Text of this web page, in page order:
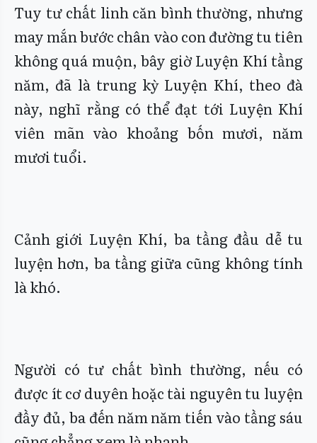
Tuy tư chất linh căn bình thường, nhưng
may mắn bước chân vào con đường tu tiên
không quá muộn, bây giờ Luyện Khí tầng
năm, đã là trung kỳ Luyện Khí, theo đà
này, nghĩ rằng có thể đạt tới Luyện Khí
viên mãn vào khoảng bốn mươi, năm
mươi tuổi.
Cảnh giới Luyện Khí, ba tầng đầu dễ tu
luyện hơn, ba tầng giữa cũng không tính
là khó.
Người có tư chất bình thường, nếu có
được ít cơ duyên hoặc tài nguyên tu luyện
đầy đủ, ba đến năm năm tiến vào tầng sáu